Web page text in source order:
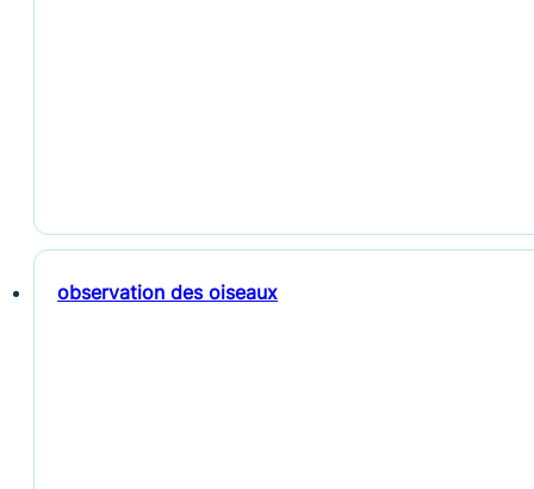
observation des oiseaux